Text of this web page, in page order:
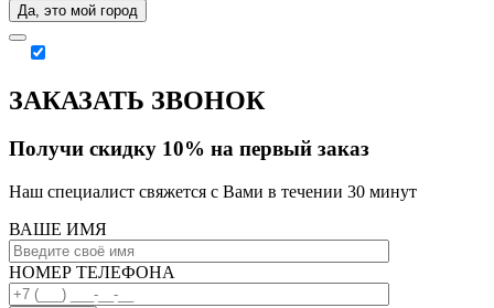
Да, это мой город
ЗАКАЗАТЬ ЗВОНОК
Получи скидку 10% на первый заказ
Наш специалист свяжется с Вами в течении 30 минут
ВАШЕ ИМЯ
НОМЕР ТЕЛЕФОНА